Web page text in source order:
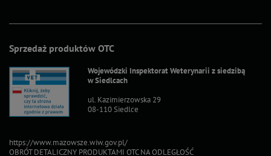
Sprzedaż produktów OTC
Wojewódzki Inspektorat Weterynarii z siedzibą
w Siedlcach
ul. Kazimierzowska 29
08-110 Siedlce
https://www.mazowsze.wiw.gov.pl/
OBRÓT DETALICZNY PRODUKTAMI OTC NA ODLEGŁOŚĆ